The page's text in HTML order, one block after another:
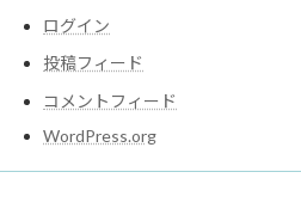
ログイン
投稿フィード
コメントフィード
WordPress.org